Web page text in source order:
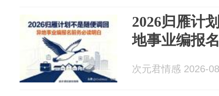
2026归雁计
地事业编报
次元君情感 2026-